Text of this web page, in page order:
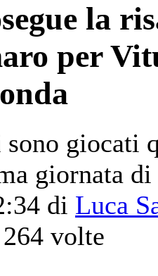
la
per
giocati
giornata
di Luca
volte